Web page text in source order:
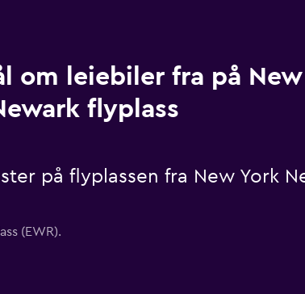
om leiebiler fra på New
flyplass
på flyplassen fra New York
(EWR).